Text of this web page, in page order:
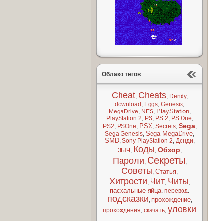
Облако тегов
Cheat, Cheats, Dendy,
download , Eggs, Genesis,
MegaDrive, NES, PlayStation,
PlayStation 2, PS, PS 2, PS One,
PS2, PSOne, PSX, Secrets, Sega,
Sega Genesis, Sega MegaDrive,
SMD, Sony PlayStation 2, Денди,
ЗЫЧ , Коды, Обзор,
Пароли, Секреты,
Советы, Статья,
Хитрости, Чит, Читы,
пасхальные яйца, перевод,
подсказки, прохождение,
прохождения, скачать, уловки